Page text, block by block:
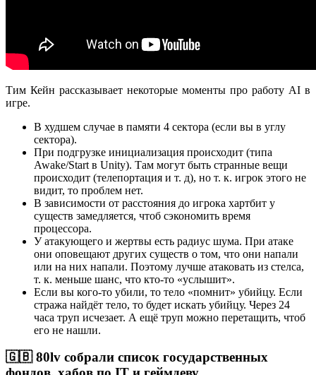
Тим Кейн рассказывает некоторые моменты про работу AI в
игре.
В худшем случае в памяти 4 сектора (если вы в углу
сектора).
При подгрузке инициализация происходит (типа
Awake/Start в Unity). Там могут быть странные вещи
происходит (телепортация и т. д), но т. к. игрок этого не
видит, то проблем нет.
В зависимости от расстояния до игрока хартбит у
существ замедляется, чтоб сэкономить время
процессора.
У атакующего и жертвы есть радиус шума. При атаке
они оповещают других существ о том, что они напали
или на них напали. Поэтому лучше атаковать из стелса,
т. к. меньше шанс, что кто-то «услышит».
Если вы кого-то убили, то тело «помнит» убийцу. Если
стража найдёт тело, то будет искать убийцу. Через 24
часа труп исчезает. А ещё труп можно перетащить, чтоб
его не нашли.
🇬🇧 80lv собрали список государственных